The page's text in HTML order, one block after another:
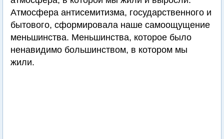
Атмосфера антисемитизма, государственного и
бытового, сформировала наше самоощущение
меньшинства. Меньшинства, которое было
ненавидимо большинством, в котором мы
жили.